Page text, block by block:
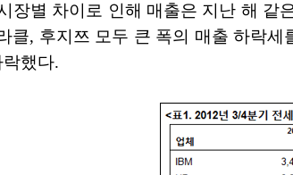
장별 차이로 인해 매출은 지난 해 같
클, 후지쯔 모두 큰 폭의 매출 하락
했다.